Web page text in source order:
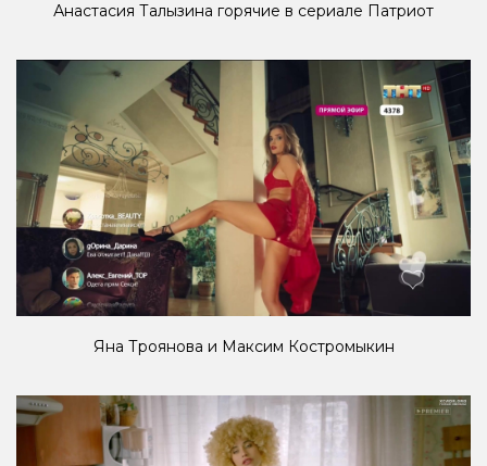
Анастасия Талызина горячие в сериале Патриот
Яна Троянова и Максим Костромыкин